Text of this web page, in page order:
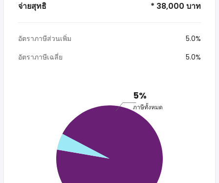
จ่ายสุทธิ * 38,000 บาท
อัตราภาษีส่วนเพิ่ม
5.0%
อัตราภาษีเฉลี่ย
5.0%
5%
ภาษีทั้งหมด